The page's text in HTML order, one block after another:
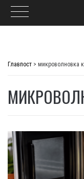
Главпост > микроволновка